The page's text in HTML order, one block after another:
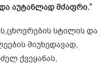
აუტანლად მძაფრი.”
სტილის და
მიუხედავად,
ქვეყანას,